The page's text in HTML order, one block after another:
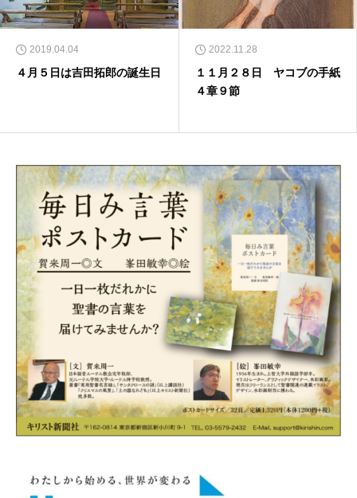
2019.04.04
４月５日は吉田拓郎の誕生日
2022.11.28
１１月２８日 ヤコブの手紙
４章９節